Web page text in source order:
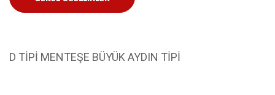
D TİPİ MENTEŞE BÜYÜK AYDIN TİPİ